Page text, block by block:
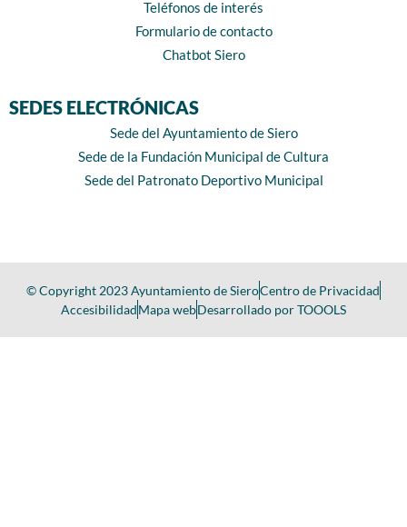
Teléfonos de interés
Formulario de contacto
Chatbot Siero
SEDES ELECTRÓNICAS
Sede del Ayuntamiento de Siero
Sede de la Fundación Municipal de Cultura
Sede del Patronato Deportivo Municipal
© Copyright 2023 Ayuntamiento de SieroCentro de Privacidad
AccesibilidadMapa webDesarrollado por TOOOLS